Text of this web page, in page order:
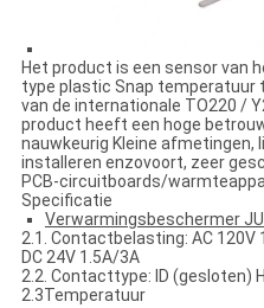
Het product is een sensor van
type plastic Snap temperatuur
van de internationale TO220 /
product heeft een hoge
nauwkeurig Kleine
installeren enzovoort, zeer
PCB-circuitboards/
Specificatie
Verwarmingsbeschermer
2.1. Contactbelasting: AC 120V
DC 24V 1.5A/3A
2.2. Contacttype: ID (gesloten)
2.3Temperatuur